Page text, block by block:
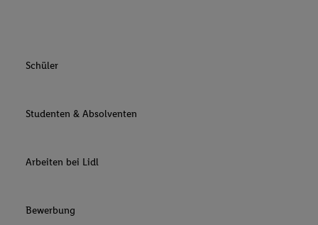
Schüler
Studenten & Absolventen
Arbeiten bei Lidl
Bewerbung